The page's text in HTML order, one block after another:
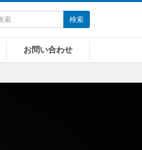
検索
お問い合わせ